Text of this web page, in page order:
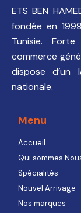
ETS BEN
fondée en
Tunisie.
commerce
dispose d’un
nationale.
Menu
Accueil
Qui sommes
Spécialités
Nouvel Arrivage
Nos marques